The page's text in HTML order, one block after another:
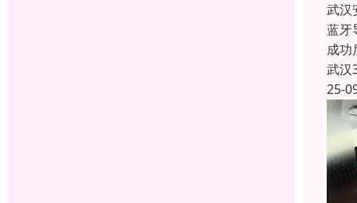
武汉
蓝牙
成功
武汉
25-